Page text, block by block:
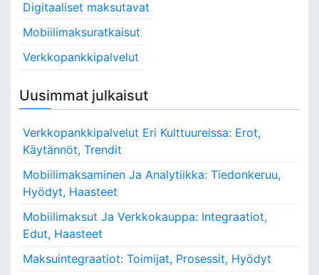
hDigitaaliset maksutavat
Mobiilimaksuratkaisut
Verkkopankkipalvelut
Uusimmat julkaisut
Verkkopankkipalvelut Eri Kulttuureissa: Erot,
Käytännöt, Trendit
Mobiilimaksaminen Ja Analytiikka: Tiedonkeruu,
Hyödyt, Haasteet
Mobiilimaksut Ja Verkkokauppa: Integraatiot,
Edut, Haasteet
Maksuintegraatiot: Toimijat, Prosessit, Hyödyt